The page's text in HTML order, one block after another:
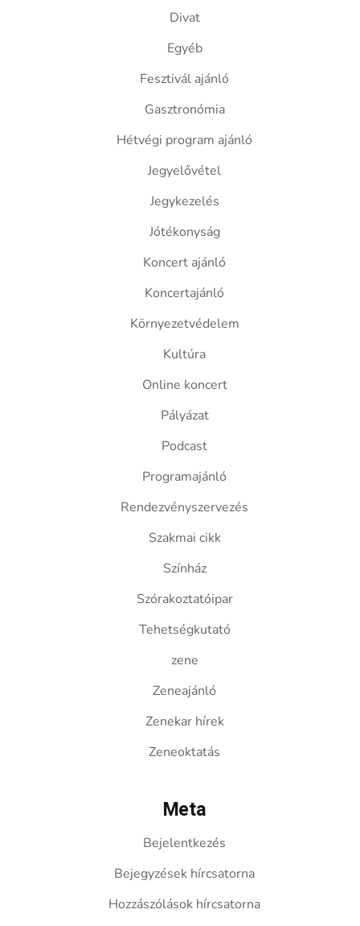
Divat
Egyéb
Fesztivál ajánló
Gasztronómia
Hétvégi program ajánló
Jegyelővétel
Jegykezelés
Jótékonyság
Koncert ajánló
Koncertajánló
Környezetvédelem
Kultúra
Online koncert
Pályázat
Podcast
Programajánló
Rendezvényszervezés
Szakmai cikk
Színház
Szórakoztatóipar
Tehetségkutató
zene
Zeneajánló
Zenekar hírek
Zeneoktatás
Meta
Bejelentkezés
Bejegyzések hírcsatorna
Hozzászólások hírcsatorna